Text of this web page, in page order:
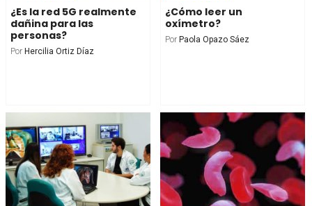
¿Es la red 5G realmente
dañina para las
personas?
Por Hercilia Ortiz Díaz
¿Cómo leer un
oxímetro?
Por Paola Opazo Sáez